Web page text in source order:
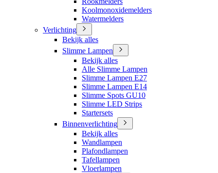
Koolmonoxidemelders
Watermelders
Verlichting
Bekijk alles
Slimme Lampen
Bekijk alles
Alle Slimme Lampen
Slimme Lampen E27
Slimme Lampen E14
Slimme Spots GU10
Slimme LED Strips
Startersets
Binnenverlichting
Bekijk alles
Wandlampen
Plafondlampen
Tafellampen
Vloerlampen